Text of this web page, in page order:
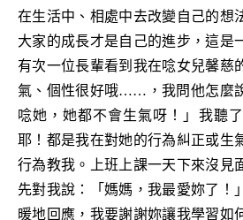
在生活中、相處中去改變自己的想
大家的成長才是自己的進步，這是
有次一位長輩看到我在唸女兒馨慈
氣、個性很好哦……，我問他怎麼
唸她，她都不會生氣呀！」我聽
耶！都是我在對她的行為糾正或生
行為教我。上班上課一天下來沒見
先對我說：「媽媽，我最愛妳了！
暖地回應，我要謝謝妳讓我學習如